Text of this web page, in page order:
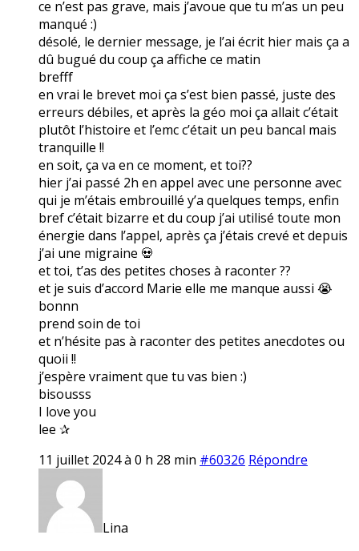
ce n’est pas grave, mais j’avoue que tu m’as un peu
manqué :)
désolé, le dernier message, je l’ai écrit hier mais ça a
dû bugué du coup ça affiche ce matin
brefff
en vrai le brevet moi ça s’est bien passé, juste des
erreurs débiles, et après la géo moi ça allait c’était
plutôt l’histoire et l’emc c’était un peu bancal mais
tranquille !!
en soit, ça va en ce moment, et toi??
hier j’ai passé 2h en appel avec une personne avec
qui je m’étais embrouillé y’a quelques temps, enfin
bref c’était bizarre et du coup j’ai utilisé toute mon
énergie dans l’appel, après ça j’étais crevé et depuis
j’ai une migraine 💀
et toi, t’as des petites choses à raconter ??
et je suis d’accord Marie elle me manque aussi 😭
bonnn
prend soin de toi
et n’hésite pas à raconter des petites anecdotes ou
quoii !!
j’espère vraiment que tu vas bien :)
bisousss
I love you
lee ✰
11 juillet 2024 à 0 h 28 min #60326 Répondre
Lina